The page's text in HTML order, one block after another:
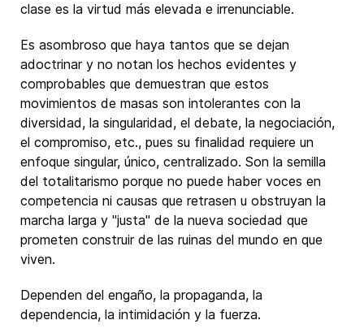
clase es la virtud más elevada e irrenunciable.
Es asombroso que haya tantos que se dejan
adoctrinar y no notan los hechos evidentes y
comprobables que demuestran que estos
movimientos de masas son intolerantes con la
diversidad, la singularidad, el debate, la negociación,
el compromiso, etc., pues su finalidad requiere un
enfoque singular, único, centralizado. Son la semilla
del totalitarismo porque no puede haber voces en
competencia ni causas que retrasen u obstruyan la
marcha larga y "justa" de la nueva sociedad que
prometen construir de las ruinas del mundo en que
viven.
Dependen del engaño, la propaganda, la
dependencia, la intimidación y la fuerza.